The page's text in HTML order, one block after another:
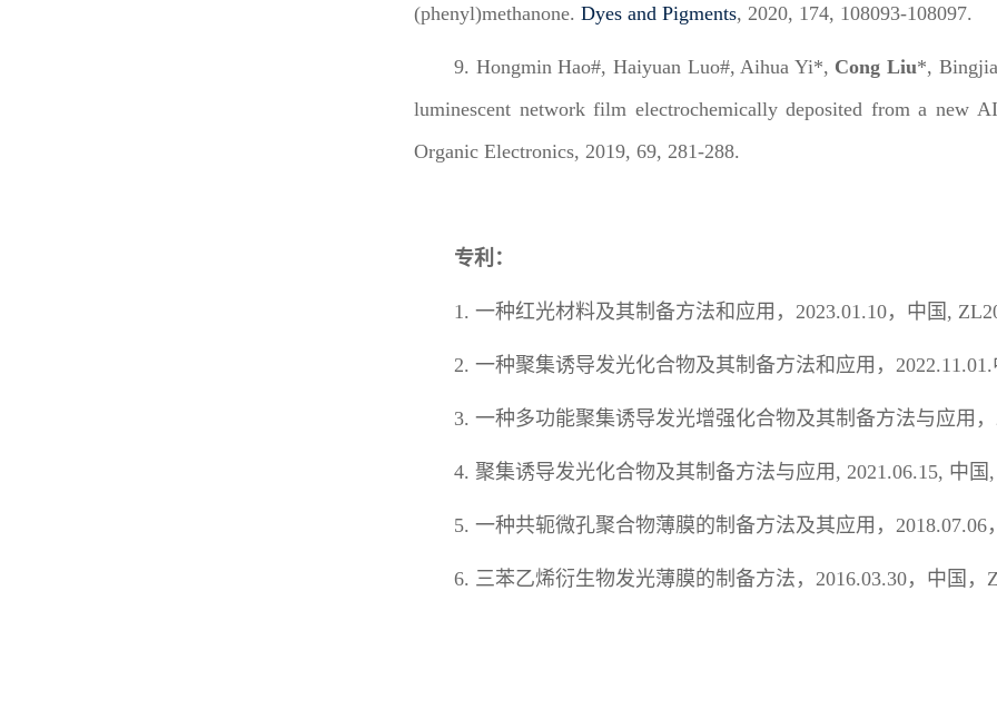
(phenyl)methanone. Dyes and Pigments, 2020, 174, 108093-108097.
9. Hongmin Hao#, Haiyuan Luo#, Aihua Yi*, Cong Liu*,
luminescent network film electrochemically deposited from a new
Organic Electronics, 2019, 69, 281-288.
专利：
1. 一种红光材料及其制备方法和应用， 2023.01.10，中国 ,
2. 一种聚集诱导发光化合物及其制备方法和应用， 2022.11.01.
3. 一种多功能聚集诱导发光增强化合物及其制备方法与应用，
4. 聚集诱导发光化合物及其制备方法与应用 , 2021.06.15, 中国
5. 一种共轭微孔聚合物薄膜的制备方法及其应用， 2018.07.06
6. 三苯乙烯衍生物发光薄膜的制备方法， 2016.03.30，中国，